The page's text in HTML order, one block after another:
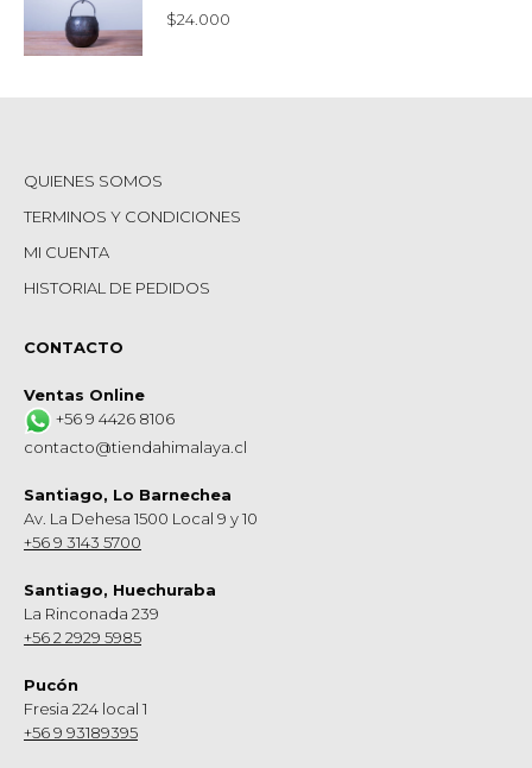
$24.000
QUIENES SOMOS
TERMINOS Y CONDICIONES
MI CUENTA
HISTORIAL DE PEDIDOS
CONTACTO
Ventas Online
+56 9 4426 8106
contacto@tiendahimalaya.cl
Santiago, Lo Barnechea
Av. La Dehesa 1500 Local 9 y 10
+56 9 3143 5700
Santiago, Huechuraba
La Rinconada 239
+56 2 2929 5985
Pucón
Fresia 224 local 1
+56 9 93189395